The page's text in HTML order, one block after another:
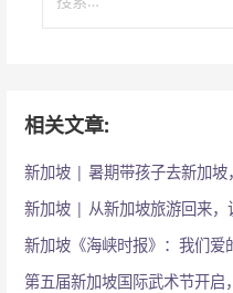
索
相关文章:
新加坡 | 暑期带孩子去新加坡
新加坡 | 从新加坡旅游回来，
新加坡《海峡时报》：我们爱
第五届新加坡国际武术节开